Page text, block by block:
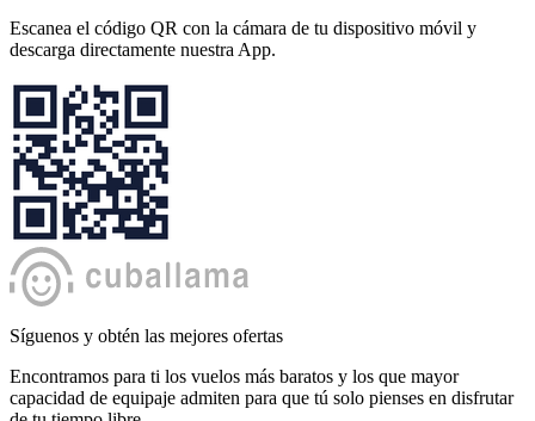
Escanea el código QR con la cámara de tu dispositivo móvil y
descarga directamente nuestra App.
Síguenos y obtén las mejores ofertas
Encontramos para ti los vuelos más baratos y los que mayor
capacidad de equipaje admiten para que tú solo pienses en disfrutar